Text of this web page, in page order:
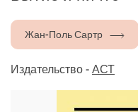
Жан-Поль Сартр
Издательство - АСТ